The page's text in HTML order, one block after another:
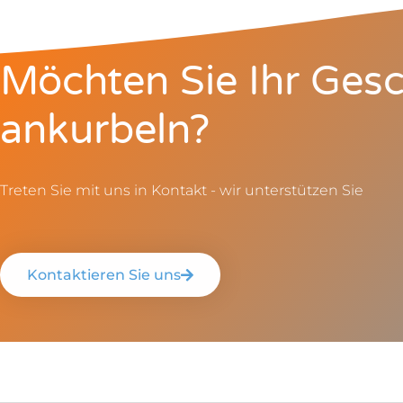
Möchten Sie Ihr
ankurbeln?
Treten Sie mit uns in Kontakt - wir unterstützen Sie
Kontaktieren Sie uns